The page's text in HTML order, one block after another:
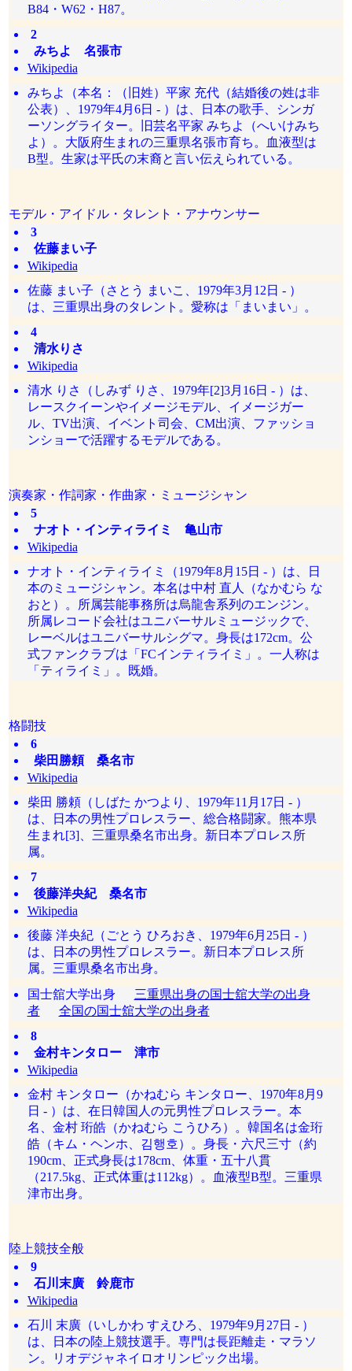
B84・W62・H87。
2
みちよ 名張市
Wikipedia
みちよ（本名：（旧姓）平家 充代（結婚後の姓は非
公表）、1979年4月6日 - ）は、日本の歌手、シンガ
ーソングライター。旧芸名平家 みちよ（へいけみち
よ）。大阪府生まれの三重県名張市育ち。血液型は
B型。生家は平氏の末裔と言い伝えられている。
モデル・アイドル・タレント・アナウンサー
3
佐藤まい子
Wikipedia
佐藤 まい子（さとう まいこ、1979年3月12日 - ）
は、三重県出身のタレント。愛称は「まいまい」。
4
清水りさ
Wikipedia
清水 りさ（しみず りさ、1979年[2]3月16日 - ）は、
レースクイーンやイメージモデル、イメージガー
ル、TV出演、イベント司会、CM出演、ファッショ
ンショーで活躍するモデルである。
演奏家・作詞家・作曲家・ミュージシャン
5
ナオト・インティライミ 亀山市
Wikipedia
ナオト・インティライミ（1979年8月15日 - ）は、日
本のミュージシャン。本名は中村 直人（なかむら な
おと）。所属芸能事務所は烏龍舎系列のエンジン。
所属レコード会社はユニバーサルミュージックで、
レーベルはユニバーサルシグマ。身長は172cm。公
式ファンクラブは「FCインティライミ」。一人称は
「ティライミ」。既婚。
格闘技
6
柴田勝頼 桑名市
Wikipedia
柴田 勝頼（しばた かつより、1979年11月17日 - ）
は、日本の男性プロレスラー、総合格闘家。熊本県
生まれ[3]、三重県桑名市出身。新日本プロレス所
属。
7
後藤洋央紀 桑名市
Wikipedia
後藤 洋央紀（ごとう ひろおき、1979年6月25日 - ）
は、日本の男性プロレスラー。新日本プロレス所
属。三重県桑名市出身。
国士舘大学出身 三重県出身の国士舘大学の出身
者
全国の国士舘大学の出身者
8
金村キンタロー 津市
Wikipedia
金村 キンタロー（かねむら キンタロー、1970年8月9
日 - ）は、在日韓国人の元男性プロレスラー。本
名、金村 珩皓（かねむら こうひろ）。韓国名は金珩
皓（キム・ヘンホ、김행호）。身長・六尺三寸（約
190cm、正式身長は178cm、体重・五十八貫
（217.5kg、正式体重は112kg）。血液型B型。三重県
津市出身。
陸上競技全般
9
石川末廣 鈴鹿市
Wikipedia
石川 末廣（いしかわ すえひろ、1979年9月27日 - ）
は、日本の陸上競技選手。専門は長距離走・マラソ
ン。リオデジャネイロオリンピック出場。